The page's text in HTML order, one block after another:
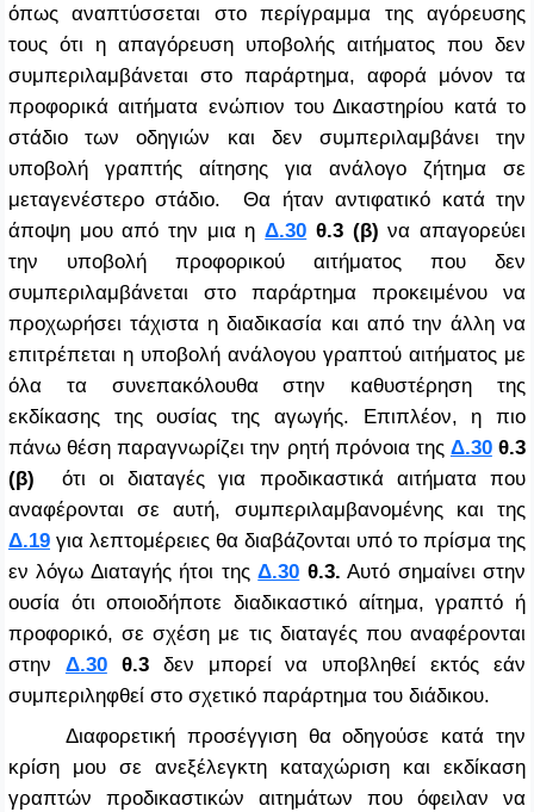
όπως αναπτύσσεται στο περίγραμμα της αγόρευσης
τους ότι η απαγόρευση υποβολής αιτήματος που δεν
συμπεριλαμβάνεται στο παράρτημα, αφορά μόνον τα
προφορικά αιτήματα ενώπιον του Δικαστηρίου κατά το
στάδιο των οδηγιών και δεν συμπεριλαμβάνει την
υποβολή γραπτής αίτησης για ανάλογο ζήτημα σε
μεταγενέστερο στάδιο. Θα ήταν αντιφατικό κατά την
άποψη μου από την μια ηΔ.30 θ.3 (β) να απαγορεύει
την υποβολή προφορικού αιτήματος που δεν
συμπεριλαμβάνεται στο παράρτημα προκειμένου να
προχωρήσει τάχιστα η διαδικασία και από την άλλη να
επιτρέπεται η υποβολή ανάλογου γραπτού αιτήματος με
όλα τα συνεπακόλουθα στην καθυστέρηση της
εκδίκασης της ουσίας της αγωγής. Επιπλέον, η πιο
πάνω θέση παραγνωρίζει την ρητή πρόνοια της Δ.30θ.3
(β) ότι οι διαταγές για προδικαστικά αιτήματα που
αναφέρονται σε αυτή, συμπεριλαμβανομένης και της
Δ.19 για λεπτομέρειες θα διαβάζονται υπό το πρίσμα της
εν λόγω Διαταγής ήτοι τηςΔ.30 θ.3. Αυτό σημαίνει στην
ουσία ότι οποιοδήποτε διαδικαστικό αίτημα, γραπτό ή
προφορικό, σε σχέση με τις διαταγές που αναφέρονται
στην Δ.30θ.3δεν μπορεί να υποβληθεί εκτός εάν
συμπεριληφθεί στο σχετικό παράρτημα του διάδικου.
Διαφορετική προσέγγιση θα οδηγούσε κατά την
κρίση μου σε ανεξέλεγκτη καταχώριση και εκδίκαση
γραπτών προδικαστικών αιτημάτων που όφειλαν να